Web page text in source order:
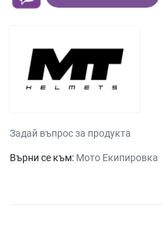
Задай въпрос за продукта
Върни се към: Мото Екипировка